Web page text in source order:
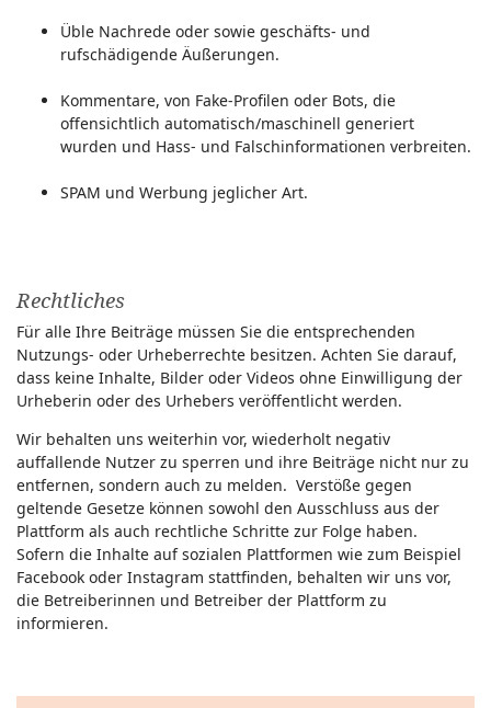
Üble Nachrede oder sowie geschäfts- und
rufschädigende Äußerungen.
Kommentare, von Fake-Profilen oder Bots, die
offensichtlich automatisch/maschinell generiert
wurden und Hass- und Falschinformationen verbreiten.
SPAM und Werbung jeglicher Art.
Rechtliches
Für alle Ihre Beiträge müssen Sie die entsprechenden
Nutzungs- oder Urheberrechte besitzen. Achten Sie darauf,
dass keine Inhalte, Bilder oder Videos ohne Einwilligung der
Urheberin oder des Urhebers veröffentlicht werden.
Wir behalten uns weiterhin vor, wiederholt negativ
auffallende Nutzer zu sperren und ihre Beiträge nicht nur zu
entfernen, sondern auch zu melden. Verstöße gegen
geltende Gesetze können sowohl den Ausschluss aus der
Plattform als auch rechtliche Schritte zur Folge haben.
Sofern die Inhalte auf sozialen Plattformen wie zum Beispiel
Facebook oder Instagram stattfinden, behalten wir uns vor,
die Betreiberinnen und Betreiber der Plattform zu
informieren.